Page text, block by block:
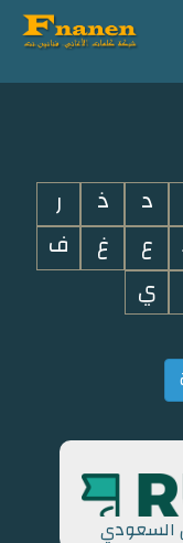
د ذ
ر
ع غ
ف
ي
السعودي